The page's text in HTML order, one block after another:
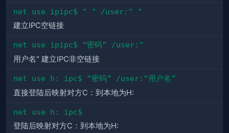
net use ipipc$ " " /user:" "
建立IPC空链接
net use ipipc$ “密码” /user:"
用户名" 建立IPC非空链接
net use h: ipc$ “密码” /user:“用户名”
直接登陆后映射对方C：到本地为H:
net use h: ipc$
登陆后映射对方C：到本地为H: